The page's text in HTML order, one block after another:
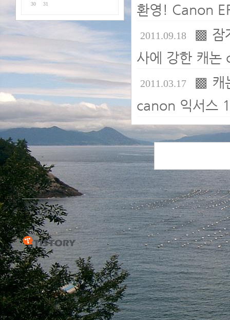
30
31 환영! Canon
2011.09.18 ▩ 잠
사에 강한 캐
2011.03.17 ▩ 캐
canon 익서스